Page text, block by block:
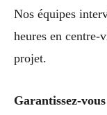
Nos équipes
heures en
projet.
Garantissez-